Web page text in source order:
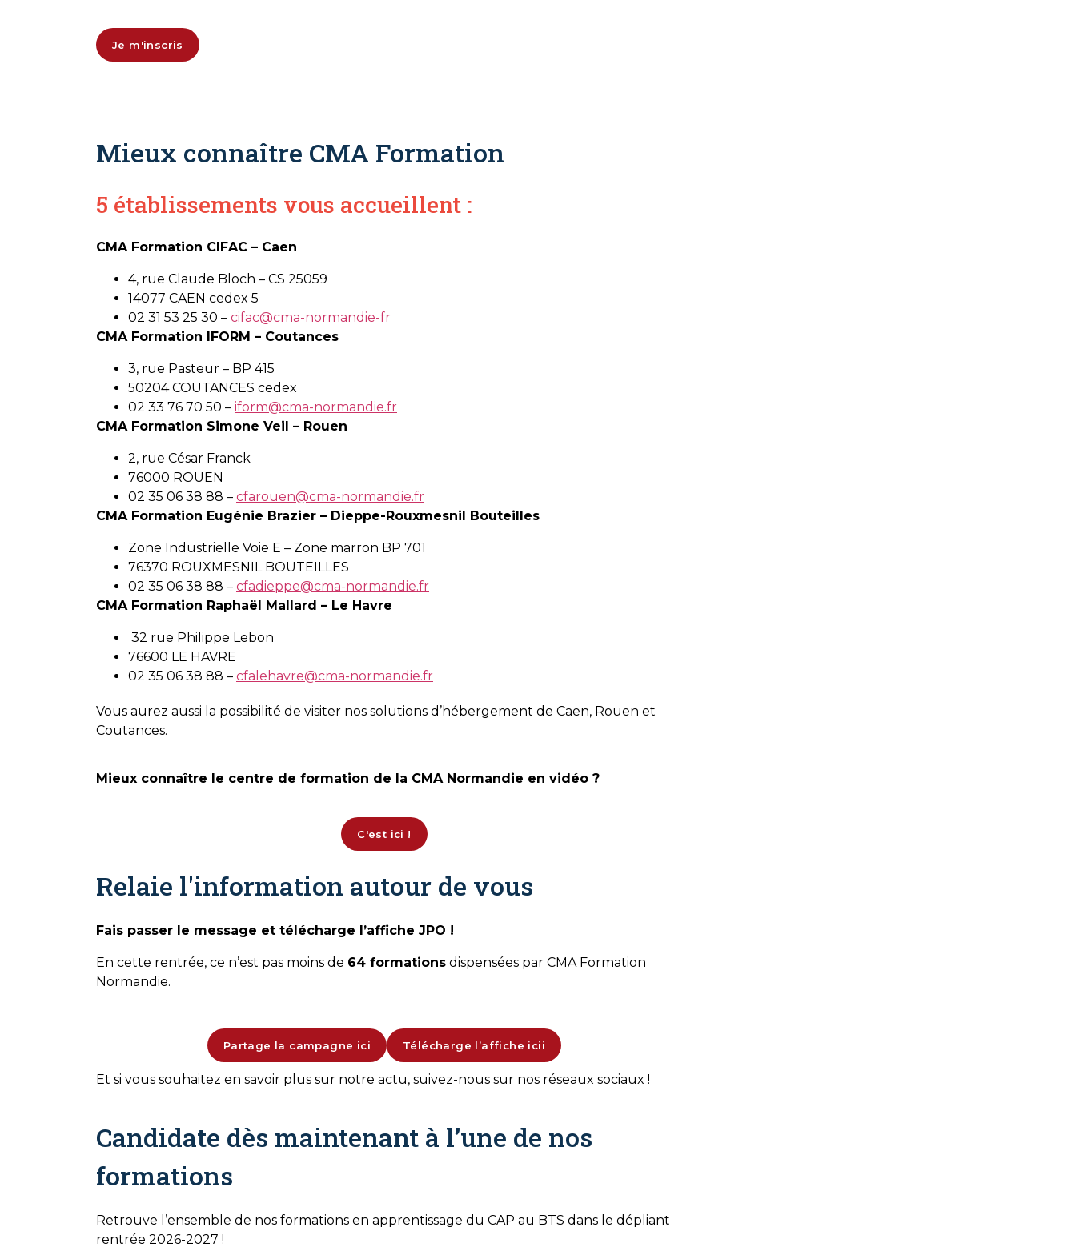
Je m'inscris
Mieux connaître CMA Formation
5 établissements vous accueillent :
CMA Formation CIFAC – Caen
4, rue Claude Bloch – CS 25059
14077 CAEN cedex 5
02 31 53 25 30 – cifac@cma-normandie-fr
CMA Formation IFORM – Coutances
3, rue Pasteur – BP 415
50204 COUTANCES cedex
02 33 76 70 50 – iform@cma-normandie.fr
CMA Formation Simone Veil – Rouen
2, rue César Franck
76000 ROUEN
02 35 06 38 88 – cfarouen@cma-normandie.fr
CMA Formation Eugénie Brazier – Dieppe-Rouxmesnil Bouteilles
Zone Industrielle Voie E – Zone marron BP 701
76370 ROUXMESNIL BOUTEILLES
02 35 06 38 88 – cfadieppe@cma-normandie.fr
CMA Formation Raphaël Mallard – Le Havre
32 rue Philippe Lebon
76600 LE HAVRE
02 35 06 38 88 – cfalehavre@cma-normandie.fr
Vous aurez aussi la possibilité de visiter nos solutions d’hébergement de Caen, Rouen et
Coutances.
Mieux connaître le centre de formation de la CMA Normandie en vidéo ?
C'est ici !
Relaie l'information autour de vous
Fais passer le message et télécharge l’affiche JPO !
En cette rentrée, ce n’est pas moins de 64 formations dispensées par CMA Formation
Normandie.
Partage la campagne ici Télécharge l’affiche icii
Et si vous souhaitez en savoir plus sur notre actu, suivez-nous sur nos réseaux sociaux !
Candidate dès maintenant à l’une de nos
formations
Retrouve l’ensemble de nos formations en apprentissage du CAP au BTS dans le dépliant
rentrée 2026-2027 !